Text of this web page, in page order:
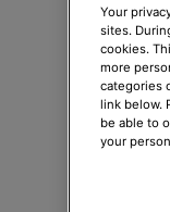
Your
sites.
cookies.
more
categories
link below.
be able to
your